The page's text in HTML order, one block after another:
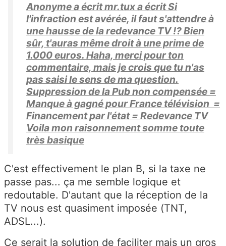
Anonyme a écrit mr.tux a écrit Si
l'infraction est avérée, il faut s'attendre à
une hausse de la redevance TV !? Bien
sûr, t'auras même droit à une prime de
1.000 euros. Haha, merci pour ton
commentaire, mais je crois que tu n'as
pas saisi le sens de ma question.
Suppression de la Pub non compensée =
Manque à gagné pour France télévision =
Financement par l'état = Redevance TV
Voila mon raisonnement somme toute
très basique
C'est effectivement le plan B, si la taxe ne
passe pas... ça me semble logique et
redoutable. D'autant que la réception de la
TV nous est quasiment imposée (TNT,
ADSL...).
Ce serait la solution de faciliter mais un gros